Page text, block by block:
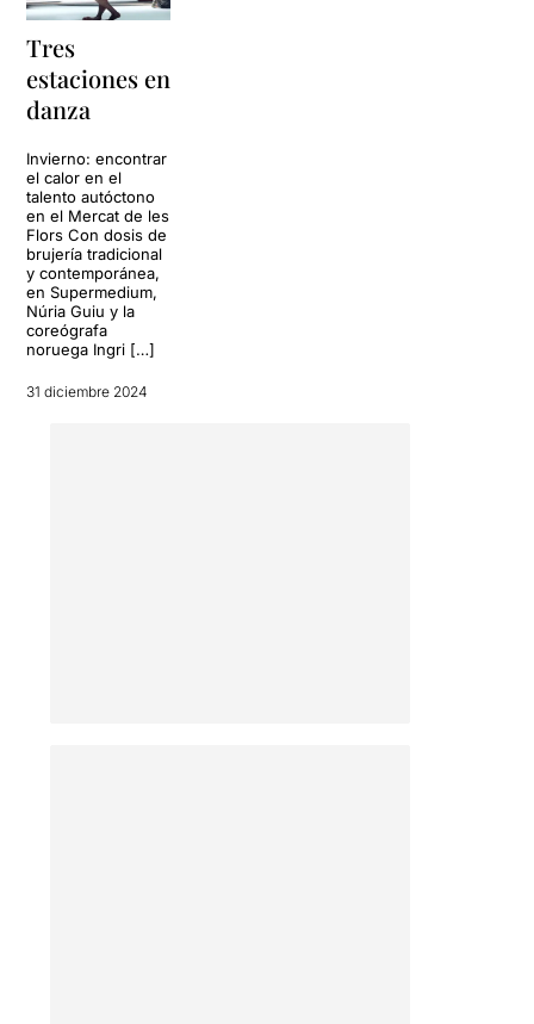
Tres
estaciones en
danza
Invierno: encontrar
el calor en el
talento autóctono
en el Mercat de les
Flors Con dosis de
brujería tradicional
y contemporánea,
en Supermedium,
Núria Guiu y la
coreógrafa
noruega Ingri […]
31 diciembre 2024